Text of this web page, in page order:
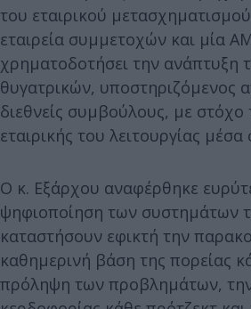
του εταιρικού
εταιρεία συμμετοχών και μία
χρηματοδοτήσει την ανάπτυξη
θυγατρικών, υποστηριζόμενος
διεθνείς συμβούλους, με
εταιρικής του λειτουργίας
Ο κ. Εξάρχου αναφέρθηκε
ψηφιοποίηση των συστημάτων
καταστήσουν εφικτή την
καθημερινή βάση της πορείας
πρόληψη των προβλημάτων,